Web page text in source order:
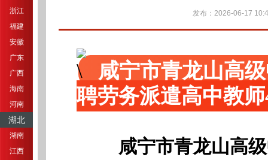
浙江
福建
安徽
广东
广西
海南
河南
湖北
湖南
江西
发布：2026-06-17
咸宁市青龙山高
聘劳务派遣高中教
咸宁市青龙山高